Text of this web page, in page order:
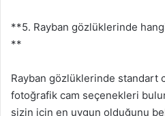
**5. Rayban gözlüklerinde
**
Rayban gözlüklerinde standart
fotoğrafik cam seçenekleri
sizin için en uygun olduğunu